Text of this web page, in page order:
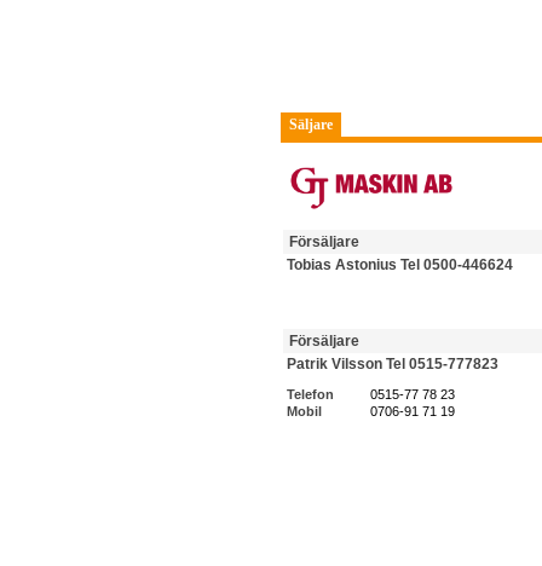
Säljare
Försäljare
Tobias Astonius Tel 0500-446624
Försäljare
Patrik Vilsson Tel 0515-777823
Telefon
0515-77 78 23
Mobil
0706-91 71 19